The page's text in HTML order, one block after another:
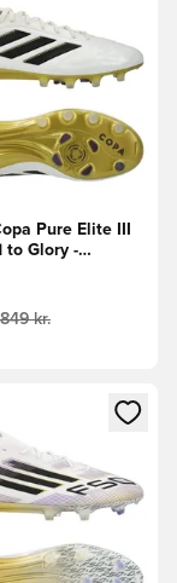
Pure Elite III
to Glory -
kr.
dig som
Modal til at logge